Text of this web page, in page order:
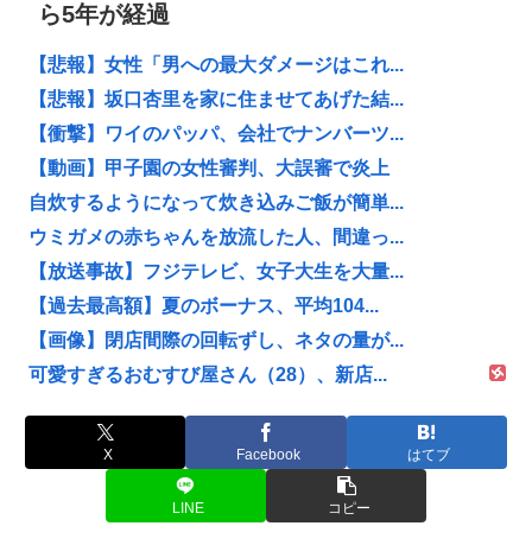
ら5年が経過
【悲報】女性「男への最大ダメージはこれ...
【悲報】坂口杏里を家に住ませてあげた結...
【衝撃】ワイのパッパ、会社でナンバーツ...
【動画】甲子園の女性審判、大誤審で炎上
自炊するようになって炊き込みご飯が簡単...
ウミガメの赤ちゃんを放流した人、間違っ...
【放送事故】フジテレビ、女子大生を大量...
【過去最高額】夏のボーナス、平均104...
【画像】閉店間際の回転ずし、ネタの量が...
可愛すぎるおむすび屋さん（28）、新店...
X Facebook はてブ
LINE コピー